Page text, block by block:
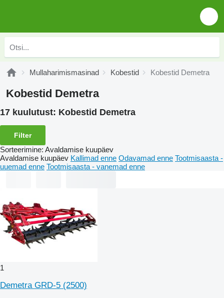
Mullaharimismasinad Kobestid Kobestid Demetra
Kobestid Demetra
17 kuulutust: Kobestid Demetra
Filter
Sorteerimine: Avaldamise kuupäev
Avaldamise kuupäev Kallimad enne Odavamad enne Tootmisaasta -
uuemad enne Tootmisaasta - vanemad enne
1
Demetra GRD-5 (2500)